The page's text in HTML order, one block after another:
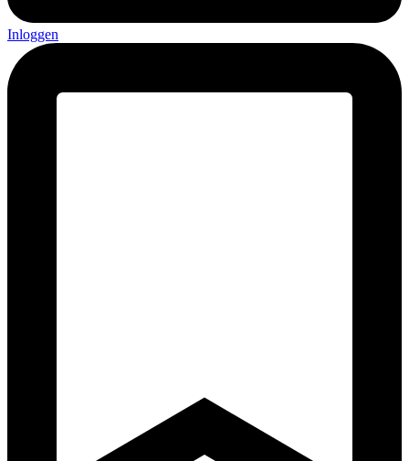
Inloggen